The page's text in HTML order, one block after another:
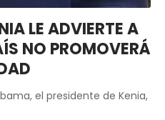
LE ADVIERTE A
NO PROMOVERÁ
el presidente de Kenia,